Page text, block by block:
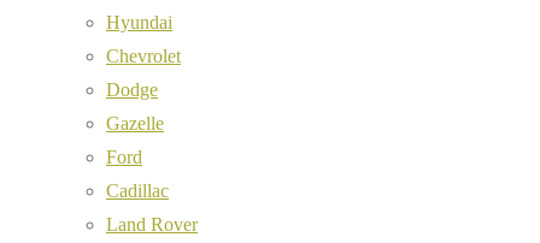
Hyundai
Chevrolet
Dodge
Gazelle
Ford
Cadillac
Land Rover